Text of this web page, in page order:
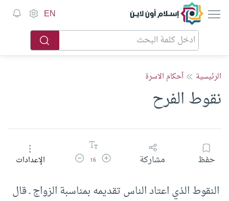
إسلام أون لاين EN
الرئيسية أحكام الاسرة
نقوط الفرح
حفظ مشاركة زيادة حجم الخط
16 تقليل حجم الخطالإعدادات
النقوط الذي اعتاد الناس تقديمه بمناسبة الزواج ـ قال